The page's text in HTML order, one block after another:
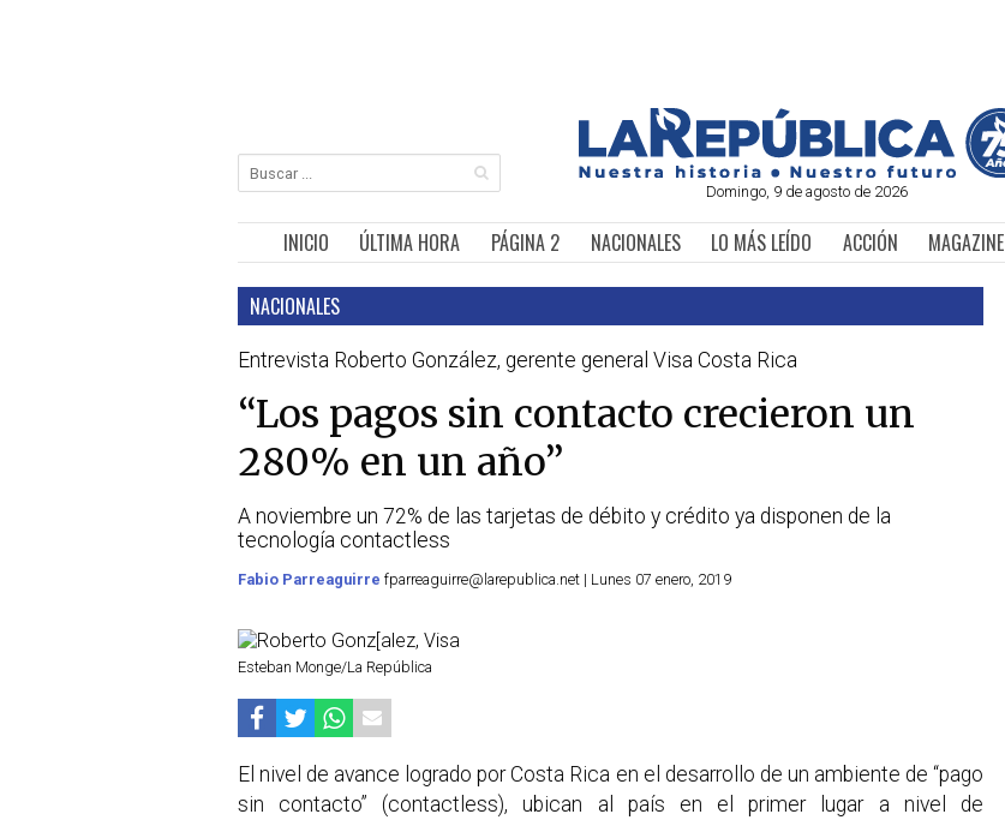
Domingo, 9 de agosto de 2026
INICIO ÚLTIMA HORA PÁGINA 2 NACIONALES LO MÁS LEÍDO ACCIÓN MAGAZINE
NACIONALES
Entrevista Roberto González, gerente general Visa Costa Rica
“Los pagos sin contacto crecieron un
280% en un año”
A noviembre un 72% de las tarjetas de débito y crédito ya disponen de la
tecnología contactless
Fabio Parreaguirre fparreaguirre@larepublica.net | Lunes 07 enero, 2019
Esteban Monge/La República
El nivel de avance logrado por Costa Rica en el desarrollo de un ambiente de “pago
sin contacto” (contactless), ubican al país en el primer lugar a nivel de